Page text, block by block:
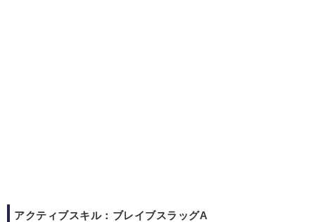
アクティブスキル：ブレイブスラッグA